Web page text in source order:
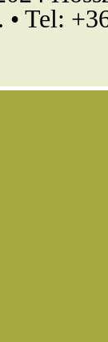
• Tel: